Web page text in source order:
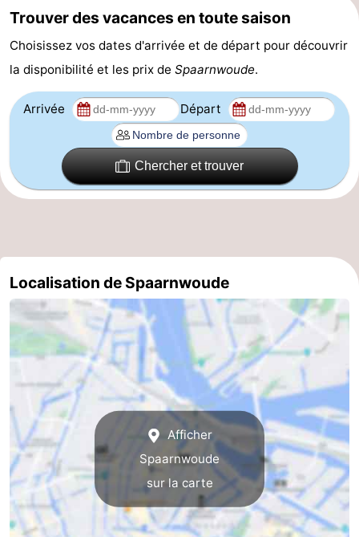
en
commun
Route
Gare
Centrale
Schiphol
Stationnement
les
touristes
Médicales
Météo
Contact
Us
Trouver des vacances en toute saison
Choisissez vos dates d'arrivée et de départ pour découvrir
la disponibilité et les prix de Spaarnwoude.
Arrivée Départ
Chercher et trouver
Localisation de Spaarnwoude
Afficher
Spaarnwoude
sur la carte